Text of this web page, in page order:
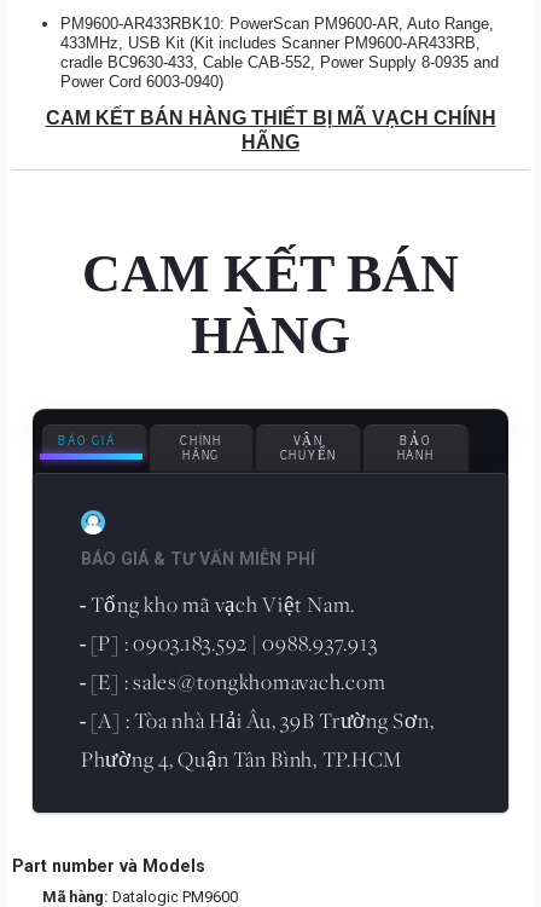
PM9600-AR433RBK10: PowerScan PM9600-AR, Auto Range,
433MHz, USB Kit (Kit includes Scanner PM9600-AR433RB,
cradle BC9630-433, Cable CAB-552, Power Supply 8-0935 and
Power Cord 6003-0940)
CAM KẾT BÁN HÀNG THIẾT BỊ MÃ VẠCH CHÍNH
HÃNG
CAM KẾT BÁN
HÀNG
BÁO GIÁ
CHÍNH
HÃNG
VẬN
CHUYỂN
BẢO
HÀNH
BÁO GIÁ & TƯ VẤN MIỄN PHÍ
- Tổng kho mã vạch Việt Nam.
- [P] : 0903.183.592 | 0988.937.913
- [E] : sales@tongkhomavach.com
- [A] : Tòa nhà Hải Âu, 39B Trường Sơn,
Phường 4, Quận Tân Bình, TP.HCM
Part number và Models
Mã hàng: Datalogic PM9600